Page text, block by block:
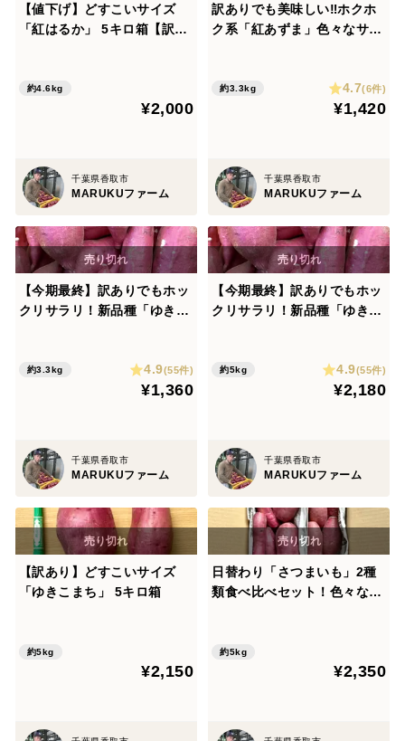
【値下げ】どすこいサイズ
「紅はるか」 5キロ箱【訳あ
約4.6kg
¥2,000
千葉県香取市
MARUKUファーム
訳ありでも美味しい‼︎ホクホ
ク系「紅あずま」色々なサイ
約3.3kg 4.7(6件)
¥1,420
千葉県香取市
MARUKUファーム
【今期最終】訳ありでもホッ
クリサラリ！新品種「ゆきこ
約3.3kg 4.9(55件)
¥1,360
千葉県香取市
MARUKUファーム
【今期最終】訳ありでもホッ
クリサラリ！新品種「ゆきこ
約5kg 4.9(55件)
¥2,180
千葉県香取市
MARUKUファーム
【訳あり】どすこいサイズ
「ゆきこまち」 5キロ箱
約5kg
¥2,150
日替わり「さつまいも」2種
類食べ比べセット！色々なサ
約5kg
¥2,350